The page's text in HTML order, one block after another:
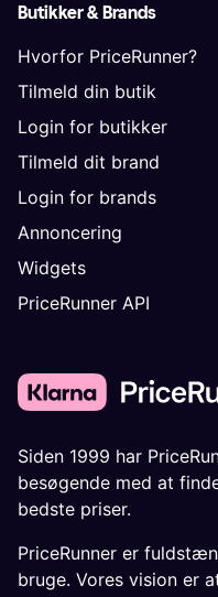
Butikker & Brands
Hvorfor PriceRunner?
Tilmeld din butik
Login for butikker
Tilmeld dit brand
Login for brands
Annoncering
Widgets
PriceRunner API
Siden 1999 har
besøgende med at
bedste priser.
PriceRunner er
bruge. Vores vision er